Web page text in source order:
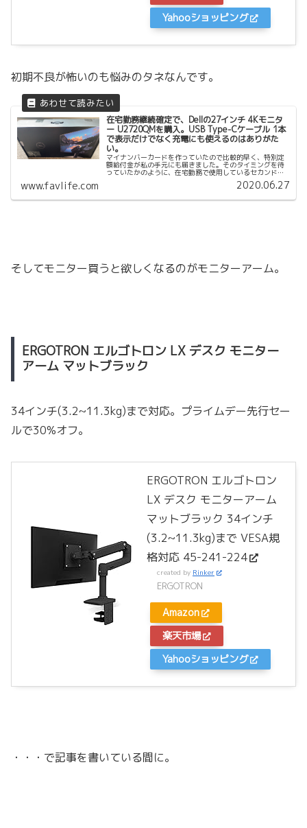
Yahooショッピング
初期不良が怖いのも悩みのタネなんです。
在宅勤務継続確定で、Dellの27インチ 4Kモニタ
ー U2720QMを購入。USB Type-Cケーブル 1本
で表示だけでなく充電にも使えるのはありがた
い。
マイナンバーカードを作っていたので比較的早く、特別定
額給付金が私の手元にも届きました。そのタイミングを待
っていたかのように、在宅勤務で使用しているセカンドデ
ィスプレイの挙動がおかしくなりました。在宅勤務のため
www.favlife.com 2020.06.27
そしてモニター買うと欲しくなるのがモニターアーム。
ERGOTRON エルゴトロン LX デスク モニター
アーム マットブラック
34インチ(3.2~11.3kg)まで対応。プライムデー先行セー
ルで30%オフ。
ERGOTRON エルゴトロン
LX デスク モニターアーム
マットブラック 34インチ
(3.2~11.3kg)まで VESA規
格対応 45-241-224
created by Rinker
ERGOTRON
Amazon
楽天市場
Yahooショッピング
・・・で記事を書いている間に。